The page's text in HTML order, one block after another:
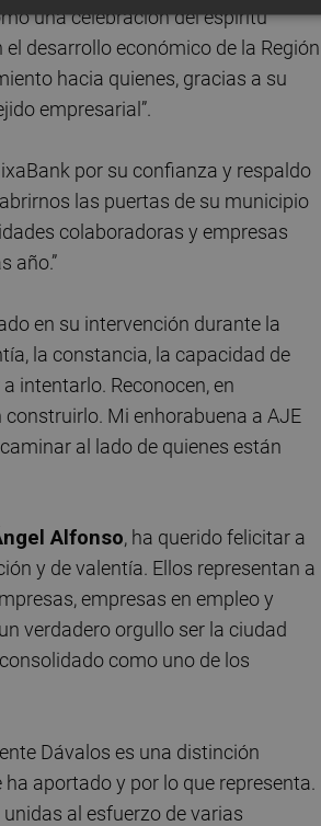
una celebración del espíritu
desarrollo económico de la Región
hacia quienes, gracias a su
empresarial”.
por su confianza y respaldo
las puertas de su municipio
colaboradoras y empresas
año.”
en su intervención durante la
la constancia, la capacidad de
intentarlo. Reconocen, en
Mi enhorabuena a AJE
al lado de quienes están
Alfonso, ha querido felicitar a
y de valentía. Ellos representan a
empresas en empleo y
verdadero orgullo ser la ciudad
como uno de los
Dávalos es una distinción
aportado y por lo que representa.
al esfuerzo de varias